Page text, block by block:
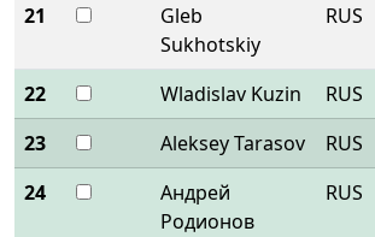
21
Gleb
Sukhotskiy
RUS
22 Wladislav Kuzin RUS
23
Aleksey Tarasov RUS
24
Андрей
Родионов
RUS